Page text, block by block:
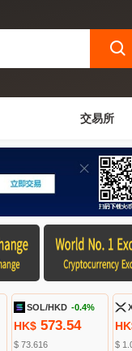
交易所
SOL/HKD -0.4%
HK$ 573.54
$ 73.616 $